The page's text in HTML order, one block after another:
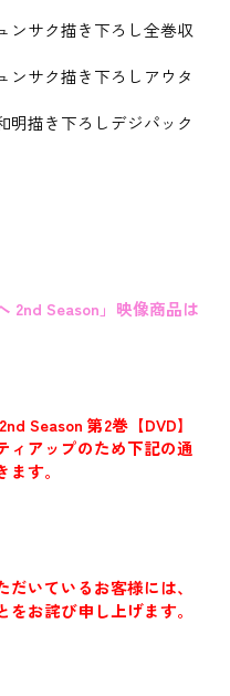
サク描き下ろし全巻収
サク描き下ろしアウタ
描き下ろしデジパック
2nd Season」映像商品は
Season 第2巻【DVD】
ィアップのため下記の通
す。
いているお客様には、
お詫び申し上げます。